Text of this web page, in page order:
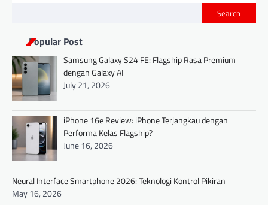
Search
Popular Post
Samsung Galaxy S24 FE: Flagship Rasa Premium
dengan Galaxy AI
July 21, 2026
iPhone 16e Review: iPhone Terjangkau dengan
Performa Kelas Flagship?
June 16, 2026
Neural Interface Smartphone 2026: Teknologi Kontrol Pikiran
May 16, 2026